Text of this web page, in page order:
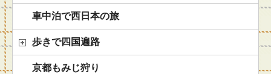
車中泊で西日本の旅
歩きで四国遍路
京都もみじ狩り